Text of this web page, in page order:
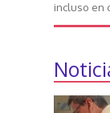
incluso en